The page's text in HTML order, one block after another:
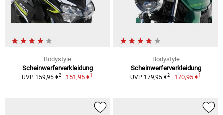
Bodystyle
Scheinwerferverkleidung
UVP 159,95 €2 151,95 €1
Bodystyle
Scheinwerferverkleidung
UVP 179,95 €2 170,95 €1